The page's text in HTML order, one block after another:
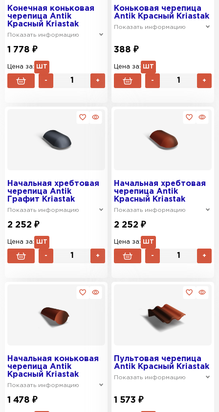
Конечная коньковая
черепица Antik
Красный Kriastak
Показать информацию
1 778 ₽
Цена за: ШТ
- +
Коньковая черепица
Antik Красный Kriastak
Показать информацию
388 ₽
Цена за: ШТ
- +
Начальная хребтовая
черепица Antik
Графит Kriastak
Показать информацию
2 252 ₽
Цена за: ШТ
- +
Начальная хребтовая
черепица Antik
Красный Kriastak
Показать информацию
2 252 ₽
Цена за: ШТ
- +
Начальная коньковая
черепица Antik
Красный Kriastak
Показать информацию
1 478 ₽
Пультовая черепица
Antik Красный Kriastak
Показать информацию
1 573 ₽